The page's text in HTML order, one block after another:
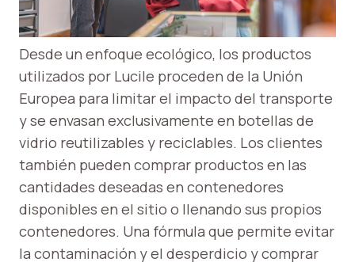
Desde un enfoque ecológico, los productos
utilizados por Lucile proceden de la Unión
Europea para limitar el impacto del transporte
y se envasan exclusivamente en botellas de
vidrio reutilizables y reciclables. Los clientes
también pueden comprar productos en las
cantidades deseadas en contenedores
disponibles en el sitio o llenando sus propios
contenedores. Una fórmula que permite evitar
la contaminación y el desperdicio y comprar